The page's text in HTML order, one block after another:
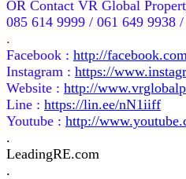
OR Contact VR Global
085 614 9999 / 061 649 9938
.
Facebook : http://
Instagram : https://
Website : http://
Line : https://lin.ee/nN1iiff
Youtube : http://
.
LeadingRE.com
.